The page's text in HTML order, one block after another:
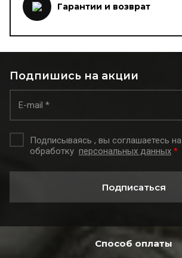
Гарантии и возврат
Подпишись на акции
Подписываясь , вы соглашаетесь на
обработку персональных данных *
Подписаться
Способ оплаты